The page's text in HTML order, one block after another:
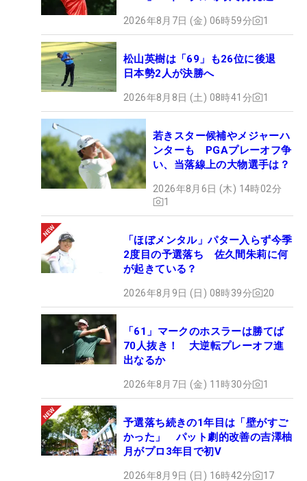
2026年8月7日 (金) 06時59分 1
松山英樹は「69」も26位に後退
日本勢2人が決勝へ
2026年8月8日 (土) 08時41分 1
若きスター候補やメジャーハ
ンターも PGAプレーオフ争
い、当落線上の大物選手は？
2026年8月6日 (木) 14時02分
1
「ほぼメンタル」パター入らず今季
2度目の予選落ち 佐久間朱莉に何
が起きている？
2026年8月9日 (日) 08時39分 20
「61」マークのホスラーは勝てば
70人抜き！ 大逆転プレーオフ進
出なるか
2026年8月7日 (金) 11時30分 1
予選落ち続きの1年目は「壁がすご
かった」 パット劇的改善の吉澤柚
月がプロ3年目で初V
2026年8月9日 (日) 16時42分 17